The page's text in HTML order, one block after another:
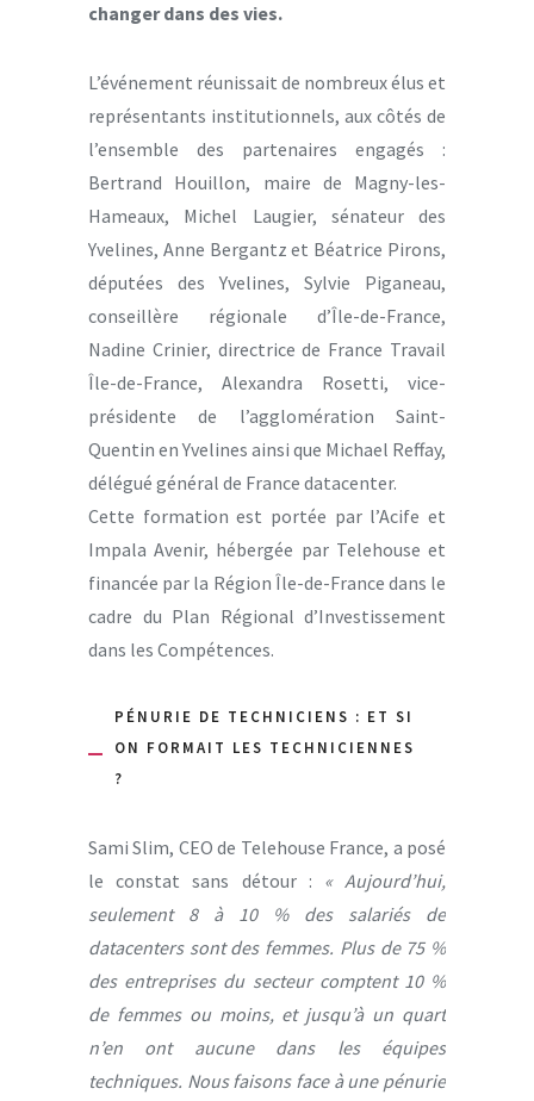
changer dans des vies.
L’événement réunissait de nombreux élus et
représentants institutionnels, aux côtés de
l’ensemble des partenaires engagés :
Bertrand Houillon, maire de Magny-les-
Hameaux, Michel Laugier, sénateur des
Yvelines, Anne Bergantz et Béatrice Pirons,
députées des Yvelines, Sylvie Piganeau,
conseillère régionale d’Île-de-France,
Nadine Crinier, directrice de France Travail
Île-de-France, Alexandra Rosetti, vice-
présidente de l’agglomération Saint-
Quentin en Yvelines ainsi que Michael Reffay,
délégué général de France datacenter.
Cette formation est portée par l’Acife et
Impala Avenir, hébergée par Telehouse et
financée par la Région Île-de-France dans le
cadre du Plan Régional d’Investissement
dans les Compétences.
PÉNURIE DE TECHNICIENS : ET SI
ON FORMAIT LES TECHNICIENNES
?
Sami Slim, CEO de Telehouse France, a posé
le constat sans détour : « Aujourd’hui,
seulement 8 à 10 % des salariés de
datacenters sont des femmes. Plus de 75 %
des entreprises du secteur comptent 10 %
de femmes ou moins, et jusqu’à un quart
n’en ont aucune dans les équipes
techniques. Nous faisons face à une pénurie